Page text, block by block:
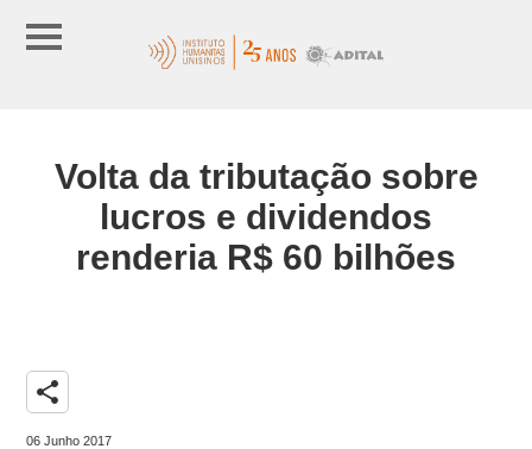
Volta da tributação sobre
lucros e dividendos
renderia R$ 60 bilhões
share
06 Junho 2017